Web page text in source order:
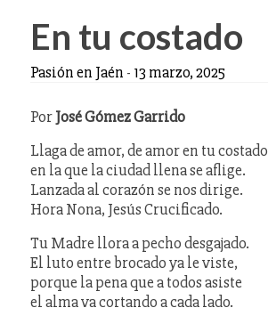
En tu costado
Pasión en Jaén - 13 marzo, 2025
PorJosé Gómez Garrido
Llaga de amor, de amor en tu costado
en la que la ciudad llena se aflige.
Lanzada al corazón se nos dirige.
Hora Nona, Jesús Crucificado.
Tu Madre llora a pecho desgajado.
El luto entre brocado ya le viste,
porque la pena que a todos asiste
el alma va cortando a cada lado.